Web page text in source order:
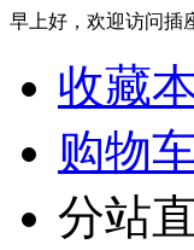
早上好，欢迎访问插
收藏
购物
分站